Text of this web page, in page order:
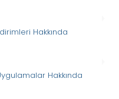
Hakkında
Hakkında